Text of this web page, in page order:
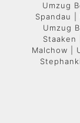
Umzug
Spandau |
Umzug
Malchow |